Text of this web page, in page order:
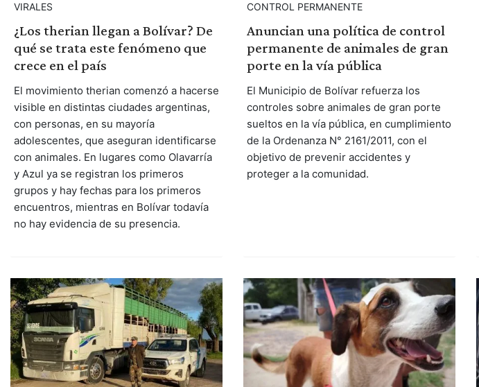
VIRALES
¿Los therian llegan a Bolívar? De
qué se trata este fenómeno que
crece en el país
El movimiento therian comenzó a hacerse
visible en distintas ciudades argentinas,
con personas, en su mayoría
adolescentes, que aseguran identificarse
con animales. En lugares como Olavarría
y Azul ya se registran los primeros
grupos y hay fechas para los primeros
encuentros, mientras en Bolívar todavía
no hay evidencia de su presencia.
CONTROL PERMANENTE
Anuncian una política de control
permanente de animales de gran
porte en la vía pública
El Municipio de Bolívar refuerza los
controles sobre animales de gran porte
sueltos en la vía pública, en cumplimiento
de la Ordenanza N° 2161/2011, con el
objetivo de prevenir accidentes y
proteger a la comunidad.